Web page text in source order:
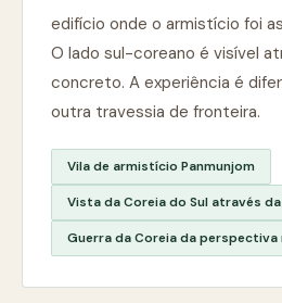
edifício onde o armistício foi
O lado sul-coreano é visível
concreto. A experiência é
outra travessia de fronteira.
Vila de armistício Panmunjom
Vista da Coreia do Sul através
Guerra da Coreia da